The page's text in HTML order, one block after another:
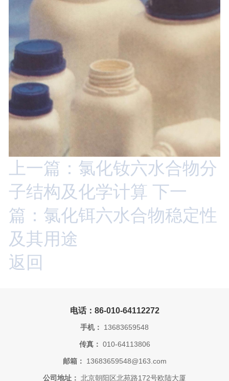
上一篇：氯化钕六水合物分
子结构及化学计算 下一
篇：氯化铒六水合物稳定性
及其用途
返回
电话：86-010-64112272
手机： 13683659548
传真： 010-64113806
邮箱： 13683659548@163.com
公司地址： 北京朝阳区北苑路172号欧陆大厦